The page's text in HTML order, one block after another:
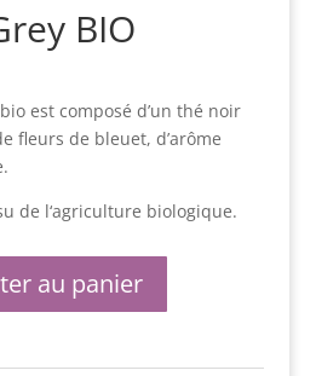
BIO
est composé d’un thé noir
fleurs de bleuet, d’arôme
de l‘agriculture biologique.
au panier